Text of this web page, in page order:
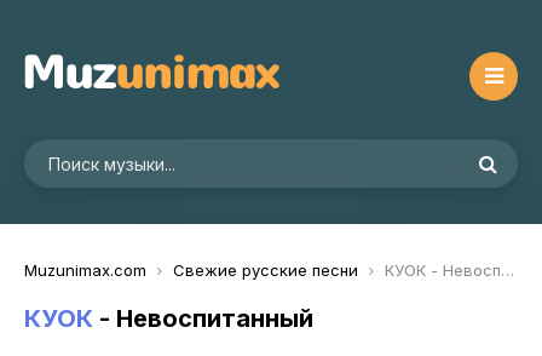
Muzunimax.com Свежие русские песни КУОК - Невоспитанный
КУОК - Невоспитанный